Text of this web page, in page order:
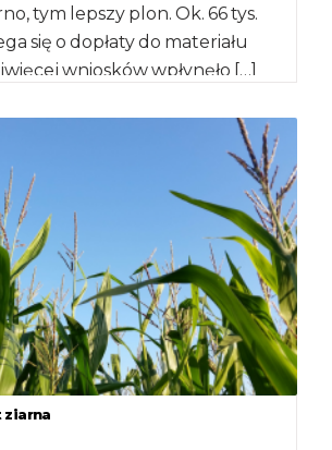
tym lepszy plon. Ok. 66 tys.
się o dopłaty do materiału
wniosków wpłynęło […]
ziarna